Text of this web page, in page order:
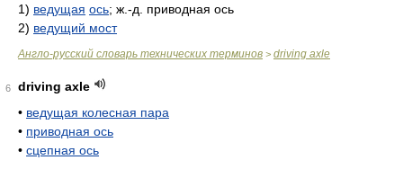
1) ведущая ось; ж.-д. приводная ось
2) ведущий мост
Англо-русский словарь технических терминов > driving axle
6
driving axle
• ведущая колесная пара
• приводная ось
• сцепная ось